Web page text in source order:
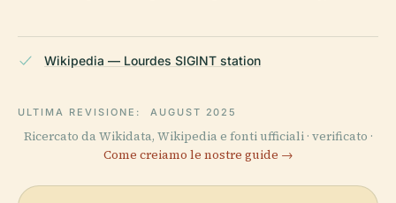
Wikipedia — Lourdes SIGINT station
ULTIMA REVISIONE: AUGUST 2025
Ricercato da Wikidata, Wikipedia e fonti ufficiali · verificato ·
Come creiamo le nostre guide →